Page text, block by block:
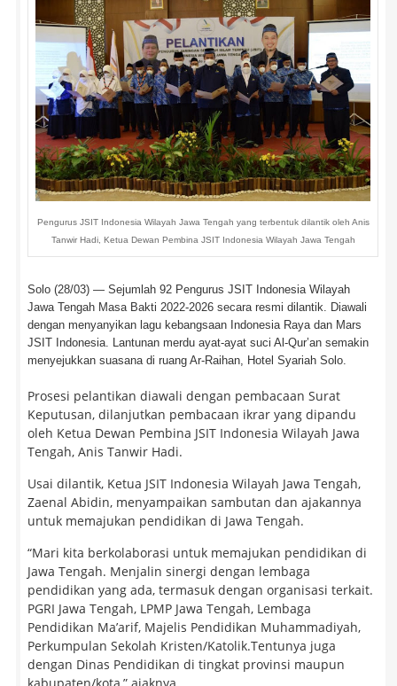
Pengurus JSIT Indonesia Wilayah Jawa Tengah yang terbentuk dilantik oleh Anis
Tanwir Hadi, Ketua Dewan Pembina JSIT Indonesia Wilayah Jawa Tengah
Solo (28/03) — Sejumlah 92 Pengurus JSIT Indonesia Wilayah
Jawa Tengah Masa Bakti 2022-2026 secara resmi dilantik. Diawali
dengan menyanyikan lagu kebangsaan Indonesia Raya dan Mars
JSIT Indonesia. Lantunan merdu ayat-ayat suci Al-Qur’an semakin
menyejukkan suasana di ruang Ar-Raihan, Hotel Syariah Solo.
Prosesi pelantikan diawali dengan pembacaan Surat
Keputusan, dilanjutkan pembacaan ikrar yang dipandu
oleh Ketua Dewan Pembina JSIT Indonesia Wilayah Jawa
Tengah, Anis Tanwir Hadi.
Usai dilantik, Ketua JSIT Indonesia Wilayah Jawa Tengah,
Zaenal Abidin, menyampaikan sambutan dan ajakannya
untuk memajukan pendidikan di Jawa Tengah.
“Mari kita berkolaborasi untuk memajukan pendidikan di
Jawa Tengah. Menjalin sinergi dengan lembaga
pendidikan yang ada, termasuk dengan organisasi terkait.
PGRI Jawa Tengah, LPMP Jawa Tengah, Lembaga
Pendidikan Ma’arif, Majelis Pendidikan Muhammadiyah,
Perkumpulan Sekolah Kristen/Katolik.Tentunya juga
dengan Dinas Pendidikan di tingkat provinsi maupun